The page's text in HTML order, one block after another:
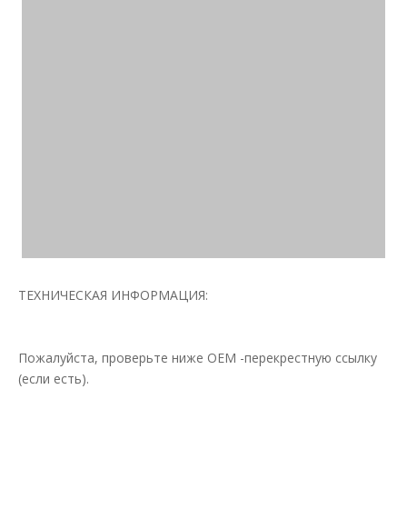
ТЕХНИЧЕСКАЯ ИНФОРМАЦИЯ:
Пожалуйста, проверьте ниже OEM -перекрестную ссылку
(если есть).